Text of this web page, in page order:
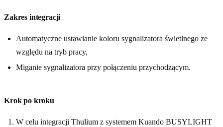
Zakres integracji
Automatyczne ustawianie koloru sygnalizatora świetlnego ze
względu na tryb pracy,
Miganie sygnalizatora przy połączeniu przychodzącym.
Krok po kroku
W celu integracji Thulium z systemem Kuando BUSYLIGHT